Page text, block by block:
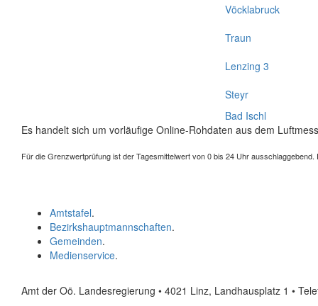
Vöcklabruck
Traun
Lenzing 3
Steyr
Bad Ischl
Es handelt sich um vorläufige Online-Rohdaten aus dem
Für die Grenzwertprüfung ist der Tagesmittelwert von 0 bis 24 Uhr
Amtstafel.
Bezirkshauptmannschaften.
Gemeinden.
Medienservice.
Amt der Oö. Landesregierung • 4021 Linz, Landhausplatz 1 •